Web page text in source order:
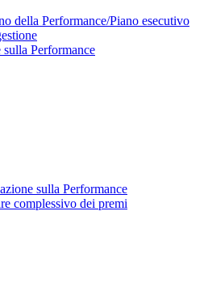
della Performance/Piano esecutivo
sulla Performance
sulla Performance
complessivo dei premi